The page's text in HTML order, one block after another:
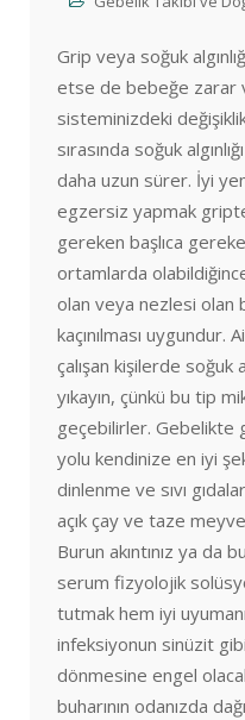
Grip veya soğuk
etse de bebeğe zarar
sisteminizdeki
sırasında soğuk
daha uzun sürer. İyi
egzersiz yapmak
gereken başlıca
ortamlarda
olan veya nezlesi olan
kaçınılması uygundur.
çalışan kişilerde soğuk
yıkayın, çünkü bu tip
geçebilirler. Gebelikte
yolu kendinize en iyi
dinlenme ve sıvı
açık çay ve taze
Burun akıntınız ya da
serum fizyolojik
tutmak hem iyi
infeksiyonun sinüzit
dönmesine engel
buharının odanızda